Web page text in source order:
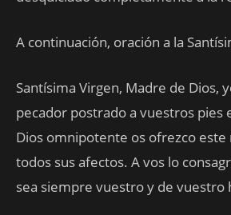
A continuación, oración a la
Santísima Virgen, Madre de Dios,
pecador postrado a vuestros pies
Dios omnipotente os ofrezco este
todos sus afectos. A vos lo
sea siempre vuestro y de vuestro